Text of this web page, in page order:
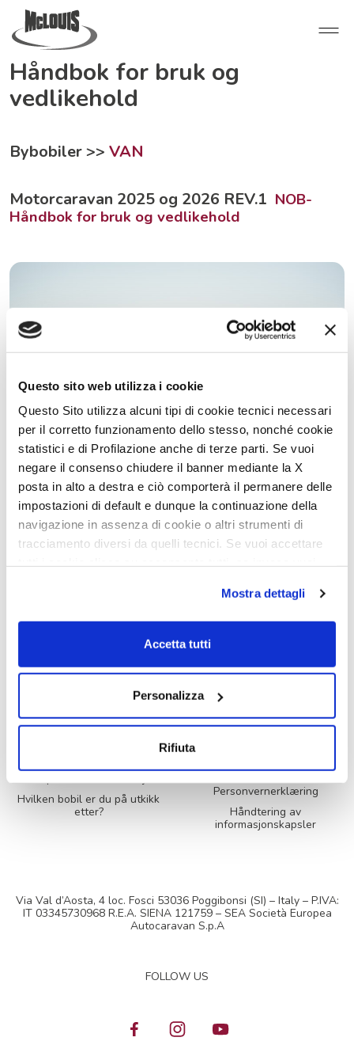
Questo sito web utilizza i cookie
Questo Sito utilizza alcuni tipi di cookie tecnici necessari
per il corretto funzionamento dello stesso, nonché cookie
statistici e di Profilazione anche di terze parti. Se vuoi
negare il consenso chiudere il banner mediante la X
posta in alto a destra e ciò comporterà il permanere delle
impostazioni di default e dunque la continuazione della
navigazione in assenza di cookie o altri strumenti di
tracciamento diversi da quelli tecnici. Se vuoi accettare
su acconsento selezionati. Se vuoi saperne di più clicca
qui. Cliccando sul tasto "Acconsento" permetti l'utilizzo
Mostra dettagli
Accetta tutti
Personalizza
Rifiuta
Håndbok for bruk og
vedlikehold
Bybobiler >> VAN
Motorcaravan 2025 og 2026 REV.1 NOB-
Håndbok for bruk og vedlikehold
300-serien
Delintegrert
Hvilken bobil er du på utkikk
etter?
Informasjonskapsler
Personvernerklæring
Håndtering av
informasjonskapsler
Via Val d’Aosta, 4 loc. Fosci 53036 Poggibonsi (SI) – Italy – P.IVA:
IT 03345730968 R.E.A. SIENA 121759 – SEA Società Europea
Autocaravan S.p.A
FOLLOW US